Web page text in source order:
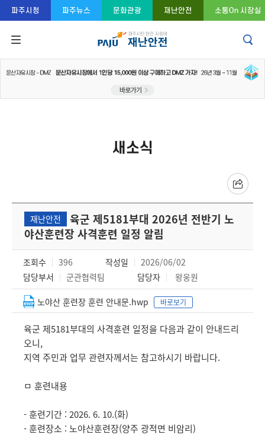
콘텐츠 바로가기
주메뉴 바로가기
푸터 바로가기
파주시청 파주뉴스 문화관광 재난안전 소통On 시장실
새소식
재난안전
육군 제5181부대 2026년 전반기 노
야산훈련장 사격훈련 일정 알림
조회수 396 작성일
2026/06/02
담당부서
군관협력팀 담당자 왕웅원
노야산 훈련장 훈련 안내문.hwp 바로보기
육군 제5181부대의 사격훈련 일정을 다음과 같이 안내드리
오니,
지역 주민과 업무 관련자께서는 참고하시기 바랍니다.
ㅁ 훈련내용
- 훈련기간 : 2026. 6. 10.(화)
- 훈련장소 : 노야산훈련장(양주 광적면 비암리)